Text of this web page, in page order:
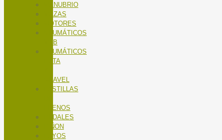
MANUBRIO
MAZAS
MOTORES
NEUMÁTICOS
MTB
NEUMÁTICOS
RUTA
GRAVEL
PASTILLAS
FRENOS
PEDALES
PIÑON
RAYOS